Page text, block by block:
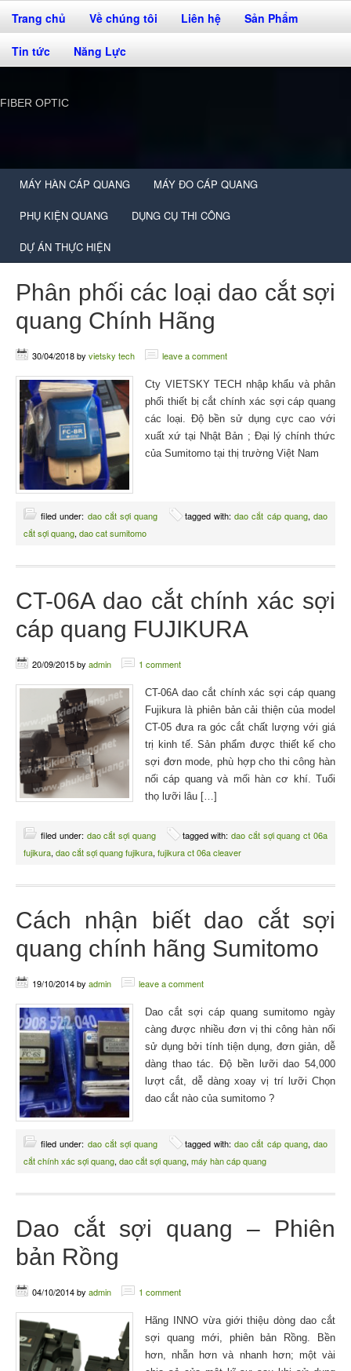
Trang chủ Về chúng tôi Liên hệ Sản Phẩm
Tin tức Năng Lực
FIBER OPTIC
MÁY HÀN CÁP QUANG MÁY ĐO CÁP QUANG
PHỤ KIỆN QUANG DỤNG CỤ THI CÔNG
DỰ ÁN THỰC HIỆN
Phân phối các loại dao cắt sợi
quang Chính Hãng
30/04/2018by vietsky tech leave a comment
Cty VIETSKY TECH nhập khẩu và phân
phối thiết bị cắt chính xác sợi cáp quang
các loại. Độ bền sử dụng cực cao với
xuất xứ tại Nhật Bản ; Đại lý chính thức
của Sumitomo tại thị trường Việt Nam
filed under: dao cắt sợi quang tagged with: dao cắt cáp quang, dao
cắt sợi quang, dao cat sumitomo
CT-06A dao cắt chính xác sợi
cáp quang FUJIKURA
20/09/2015by admin 1 comment
CT-06A dao cắt chính xác sợi cáp quang
Fujikura là phiên bản cải thiện của model
CT-05 đưa ra góc cắt chất lượng với giá
trị kinh tế. Sản phẩm được thiết kế cho
sợi đơn mode, phù hợp cho thi công hàn
nối cáp quang và mối hàn cơ khí. Tuổi
thọ lưỡi lâu […]
filed under: dao cắt sợi quang tagged with:dao cắt sợi quang ct 06a
fujikura, dao cắt sợi quang fujikura, fujikura ct 06a cleaver
Cách nhận biết dao cắt sợi
quang chính hãng Sumitomo
19/10/2014by admin leave a comment
Dao cắt sợi cáp quang sumitomo ngày
càng được nhiều đơn vị thi công hàn nối
sử dụng bởi tính tiện dụng, đơn giản, dễ
dàng thao tác. Độ bền lưỡi dao 54,000
lượt cắt, dễ dàng xoay vị trí lưỡi Chọn
dao cắt nào của sumitomo ?
filed under: dao cắt sợi quang tagged with: dao cắt cáp quang, dao
cắt chính xác sợi quang, dao cắt sợi quang, máy hàn cáp quang
Dao cắt sợi quang – Phiên
bản Rồng
04/10/2014by admin 1 comment
Hãng INNO vừa giới thiệu dòng dao cắt
sợi quang mới, phiên bản Rồng. Bền
hơn, nhẵn hơn và nhanh hơn; một vài